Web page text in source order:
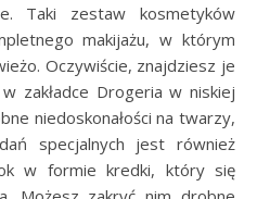
Taki zestaw kosmetyków
makijażu, w którym
Oczywiście, znajdziesz je
zakładce Drogeria w niskiej
niedoskonałości na twarzy,
specjalnych jest również
w formie kredki, który się